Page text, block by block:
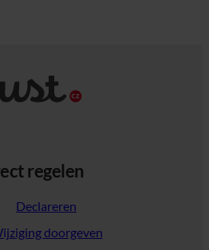
regelen
Declareren
doorgeven